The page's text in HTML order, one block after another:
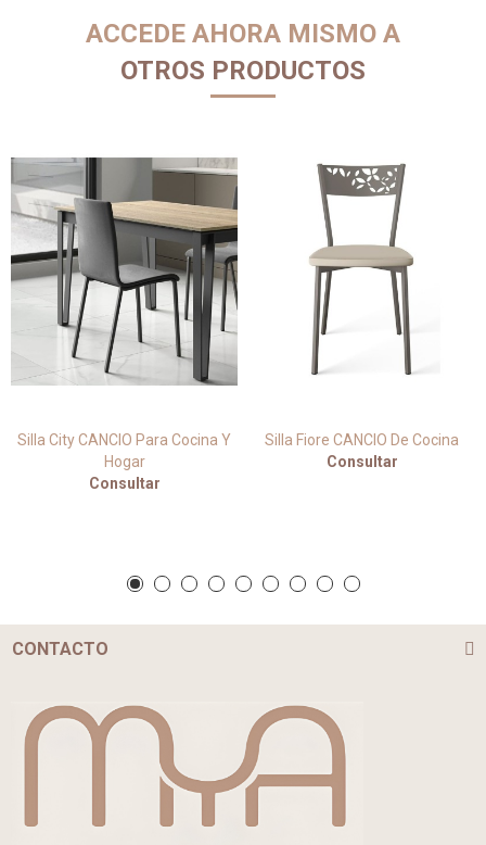
ACCEDE AHORA MISMO A
OTROS PRODUCTOS
Silla City CANCIO Para Cocina Y
Hogar
Consultar
Silla Fiore CANCIO De Cocina
Consultar
CONTACTO